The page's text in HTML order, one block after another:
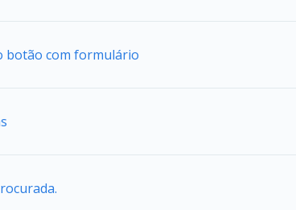
botão com formulário